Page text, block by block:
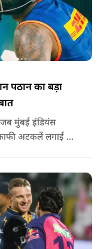
पठान का बड़ा
मुंबई इंडियंस
अटकलें लगाई जा